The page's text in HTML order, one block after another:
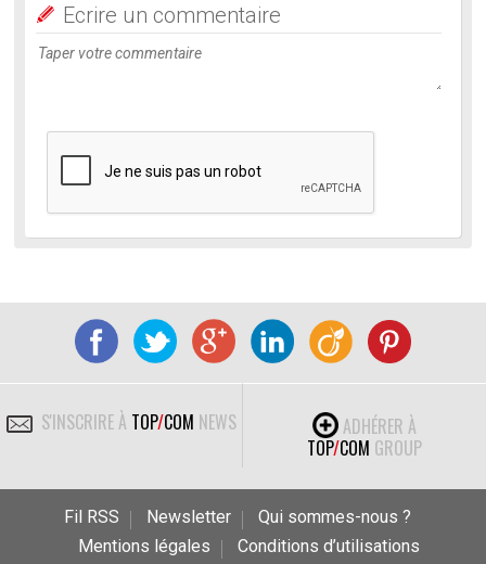
Ecrire un commentaire
S'INSCRIRE À TOP/COM NEWS
ADHÉRER À
TOP/COM GROUP
Fil RSS Newsletter
Qui sommes-nous ?
Mentions légales
Conditions d’utilisations